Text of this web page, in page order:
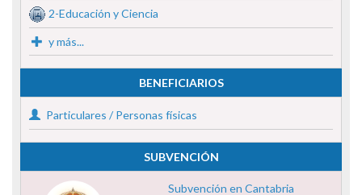
2-Educación y Ciencia
y más...
BENEFICIARIOS
Particulares / Personas físicas
SUBVENCIÓN
Subvención en Cantabria